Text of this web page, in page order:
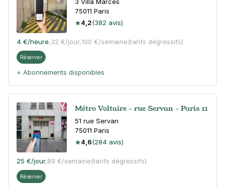
75011 Paris
4,2(382 avis)
4 €/heure,32 €/jour,100 €/semaine(tarifs dégressifs)
Réserver
+ Abonnements disponibles
Métro Voltaire - rue Servan - Paris 11
51 rue Servan
75011 Paris
4,6(284 avis)
25 €/jour,89 €/semaine(tarifs dégressifs)
Réserver